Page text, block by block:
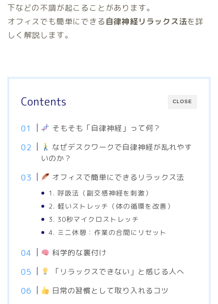
下などの不調が起こることがあります。
オフィスでも簡単にできる 自律神経リラックス法を詳
しく解説します。
CLOSE
Contents
そもそも「自律神経」って何？
なぜデスクワークで自律神経が乱れやす
いのか？
オフィスで簡単にできるリラックス法
1. 呼吸法（副交感神経を刺激）
2. 軽いストレッチ（体の循環を改善）
3. 30秒マイクロストレッチ
4. ミニ休憩：作業の合間にリセット
科学的な裏付け
「リラックスできない」と感じる人へ
日常の習慣として取り入れるコツ